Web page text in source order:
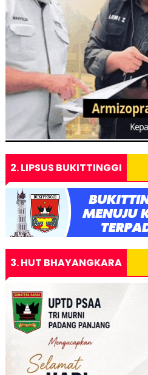
2. LIPSUS BUKITTINGGI
3. HUT BHAYANGKARA